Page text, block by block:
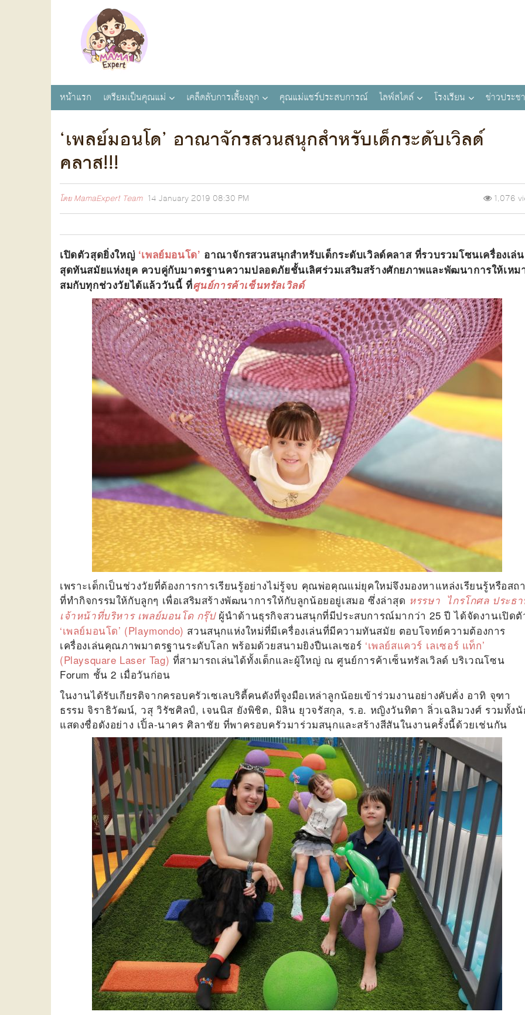
หน้าแรก เตรียมเป็นคุณแม่ เคล็ดลับการเลี้ยงลูก คุณแม่แชร์ประสบการณ์ ไลฟ์สไตล์ โรงเรียน ข่าวประ
‘เพลย์มอนโด’ อาณาจักรสวนสนุกสำหรับเด็กระดับเวิลด์
คลาส!!!
โดยMamaExpert Team 14 January 2019 08:30 PM 1,076
เปิดตัวสุดยิ่งใหญ่ ‘เพลย์มอนโด’ อาณาจักรสวนสนุกสำหรับเด็กระดับเวิลด์คลาส ที่รวบรวมโซนเครื่องเล่น
สุดทันสมัยแห่งยุค ควบคู่กับมาตรฐานความปลอดภัยชั้นเลิศร่วมเสริมสร้างศักยภาพและพัฒนาการให้เหม
สมกับทุกช่วงวัยได้แล้ววันนี้ ที่ศูนย์การค้าเซ็นทรัลเวิลด์
เพราะเด็กเป็นช่วงวัยที่ต้องการการเรียนรู้อย่างไม่รู้จบ คุณพ่อคุณแม่ยุคใหม่จึงมองหาแหล่งเรียนรู้หรือสถ
ที่ทำกิจกรรมให้กับลูกๆ เพื่อเสริมสร้างพัฒนาการให้กับลูกน้อยอยู่เสมอ ซึ่งล่าสุด หรรษา ไกรโกศล ประธ
เจ้าหน้าที่บริหาร เพลย์มอนโด กรุ๊ป ผู้นำด้านธุรกิจสวนสนุกที่มีประสบการณ์มากว่า 25 ปี ได้จัดงานเปิดตั
‘เพลย์มอนโด’ (Playmondo) สวนสนุกแห่งใหม่ที่มีเครื่องเล่นที่มีความทันสมัย ตอบโจทย์ความต้องการ
เครื่องเล่นคุณภาพมาตรฐานระดับโลก พร้อมด้วยสนามยิงปืนเลเซอร์ ‘เพลย์สแควร์ เลเซอร์ แท็ก’
(Playsquare Laser Tag) ที่สามารถเล่นได้ทั้งเด็กและผู้ใหญ่ ณ ศูนย์การค้าเซ็นทรัลเวิลด์ บริเวณโซน
Forum ชั้น 2 เมื่อวันก่อน
ในงานได้รับเกียรติจากครอบครัวเซเลบริตี้คนดังที่จูงมือเหล่าลูกน้อยเข้าร่วมงานอย่างคับคั่ง อาทิ จุฑา
ธรรม จิราธิวัฒน์, วสุ วิรัชศิลป์, เจนนิส ยังพิชิต, มิลิน ยุวจรัสกุล, ร.อ. หญิงวันทิตา ลิ่วเฉลิมวงศ์ รวมทั้ง
แสดงชื่อดังอย่าง เปิ้ล-นาคร ศิลาชัย ที่พาครอบครัวมาร่วมสนุกและสร้างสีสันในงานครั้งนี้ด้วยเช่นกัน